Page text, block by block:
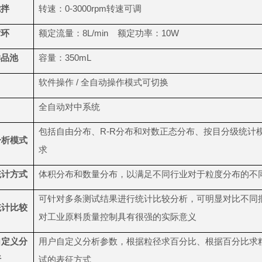
转速：0-3000rpm转速可调
额定流量：8L/min 额定功率：10W
池 容量：350mL
软件操作 / 全自动操作模式可切换
全自动对中系统
模式
包括自由分布、R-R分布和对数正态分布、按目分级统
求
方式 体积分布和数量分布，以满足不同行业对于粒度分布的不
比较
可针对多条测试结果进行统计比较分析，可明显对比不
对工业原料质量控制具有很强的实际意义
义分
用户自定义分析参数，根据粒径求百分比、根据百分比
试的表征方式